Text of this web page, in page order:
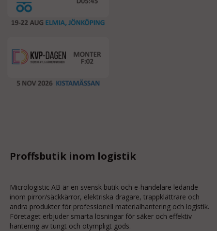
Proffsbutik inom logistik
Micrologistic AB är en svensk butik och e-handelare ledande
inom pirror/säckkärror, elektriska dragare, trappklättrare och
andra produkter för professionell materialhantering och logistik.
Företaget erbjuder smarta lösningar för säker och effektiv
hantering av tungt och otympligt gods.